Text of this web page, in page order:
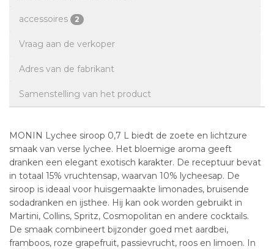
accessoires 2
Vraag aan de verkoper
Adres van de fabrikant
Samenstelling van het product
MONIN Lychee siroop 0,7 L biedt de zoete en lichtzure
smaak van verse lychee. Het bloemige aroma geeft
dranken een elegant exotisch karakter. De receptuur bevat
in totaal 15% vruchtensap, waarvan 10% lycheesap. De
siroop is ideaal voor huisgemaakte limonades, bruisende
sodadranken en ijsthee. Hij kan ook worden gebruikt in
Martini, Collins, Spritz, Cosmopolitan en andere cocktails.
De smaak combineert bijzonder goed met aardbei,
framboos, roze grapefruit, passievrucht, roos en limoen. In